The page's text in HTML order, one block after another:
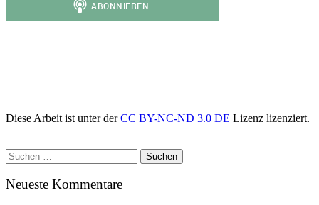
Diese Arbeit ist unter derCC BY-NC-ND 3.0 DE Lizenz lizenziert.
Suchen
nach:
Neueste Kommentare